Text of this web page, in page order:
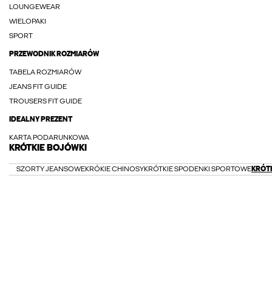
LOUNGEWEAR
WIELOPAKI
SPORT
PRZEWODNIK ROZMIARÓW
TABELA ROZMIARÓW
JEANS FIT GUIDE
TROUSERS FIT GUIDE
IDEALNY PREZENT
KARTA PODARUNKOWA
KRÓTKIE BOJÓWKI
SZORTY JEANSOWEKRÓKIE CHINOSYKRÓTKIE SPODENKI SPORTOWE